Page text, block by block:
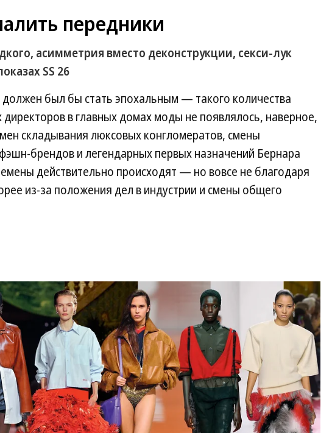
передники
асимметрия вместо деконструкции, секси-лук
SS 26
был бы стать эпохальным — такого количества
в главных домах моды не появлялось, наверное,
складывания люксовых конгломератов, смены
брендов и легендарных первых назначений Бернара
действительно происходят — но вовсе не благодаря
из-за положения дел в индустрии и смены общего